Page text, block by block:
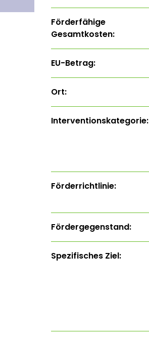
Förderfähige
Gesamtkosten:
EU-Betrag:
Ort:
Interventions­kategorie:
Förderrichtlinie:
Fördergegenstand:
Spezifisches Ziel: